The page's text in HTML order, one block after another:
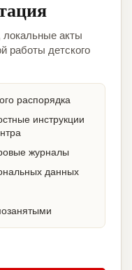
локальные акты
работы детского
распорядка
инструкции
журналы
данных